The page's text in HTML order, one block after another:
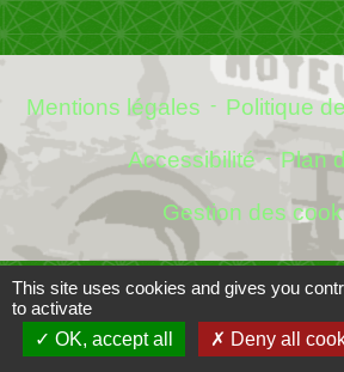
Mentions légales - Politique
Accessibilité - Plan
Gestion des
This site uses cookies and gives you
to activate
OK, accept all
Deny all